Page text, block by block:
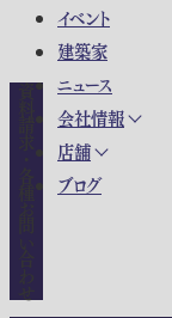
イベント
建築家
ニュース
会社情報
店舗
ブログ